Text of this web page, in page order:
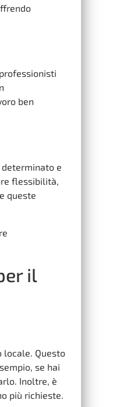
ben
e
flessibilità,
queste
il
Questo
se hai
Inoltre, è
più richieste.